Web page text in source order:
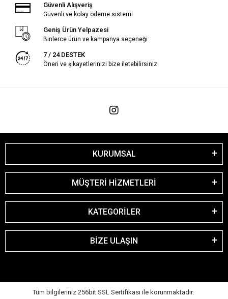
Güvenli Alışveriş
Güvenli ve kolay ödeme sistemi
Geniş Ürün Yelpazesi
Binlerce ürün ve kampanya seçeneği
7 / 24 DESTEK
Öneri ve şikayetlerinizi bize iletebilirsiniz.
KURUMSAL
MÜŞTERİ HİZMETLERİ
KATEGORİLER
BİZE ULAŞIN
Tüm bilgileriniz 256bit SSL Sertifikası ile korunmaktadır.